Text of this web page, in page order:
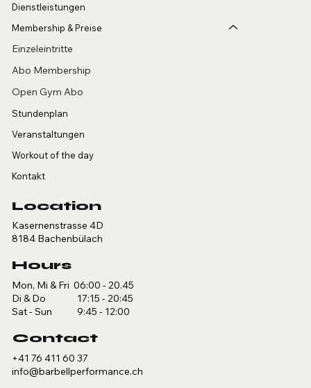
Dienstleistungen
Membership & Preise
Einzeleintritte
Abo Membership
Open Gym Abo
Stundenplan
Veranstaltungen
Workout of the day
Kontakt
Location
Kasernenstrasse 4D
8184 Bachenbülach
Hours
Mon, Mi & Fri 06:00 - 20.45
Di & Do 17:15 - 20:45
Sat - Sun 9:45 - 12:00
Contact
+41 76 411 60 37
info@barbellperformance.ch